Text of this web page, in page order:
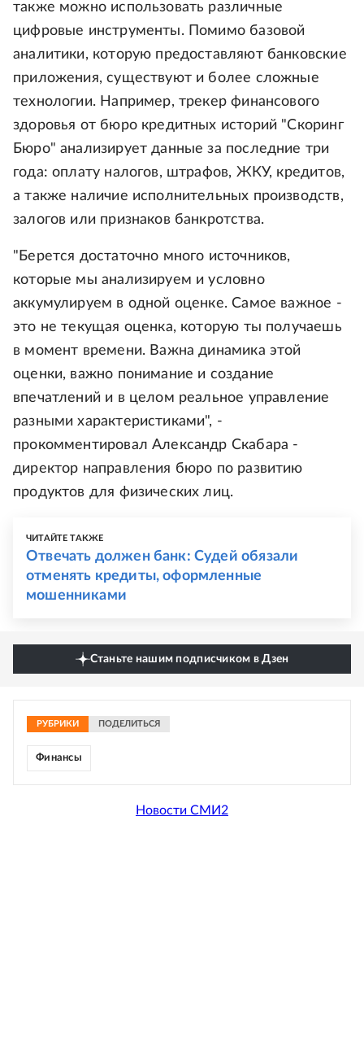
также можно использовать различные
цифровые инструменты. Помимо базовой
аналитики, которую предоставляют банковские
приложения, существуют и более сложные
технологии. Например, трекер финансового
здоровья от бюро кредитных историй "Скоринг
Бюро" анализирует данные за последние три
года: оплату налогов, штрафов, ЖКУ, кредитов,
а также наличие исполнительных производств,
залогов или признаков банкротства.
"Берется достаточно много источников,
которые мы анализируем и условно
аккумулируем в одной оценке. Самое важное -
это не текущая оценка, которую ты получаешь
в момент времени. Важна динамика этой
оценки, важно понимание и создание
впечатлений и в целом реальное управление
разными характеристиками", -
прокомментировал Александр Скабара -
директор направления бюро по развитию
продуктов для физических лиц.
ЧИТАЙТЕ ТАКЖЕ
Отвечать должен банк: Судей обязали
отменять кредиты, оформленные
мошенниками
Станьте нашим подписчиком в Дзен
РУБРИКИ ПОДЕЛИТЬСЯ
Финансы
Новости СМИ2